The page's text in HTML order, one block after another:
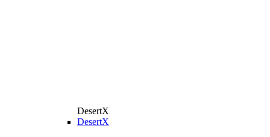
DesertX
DesertX